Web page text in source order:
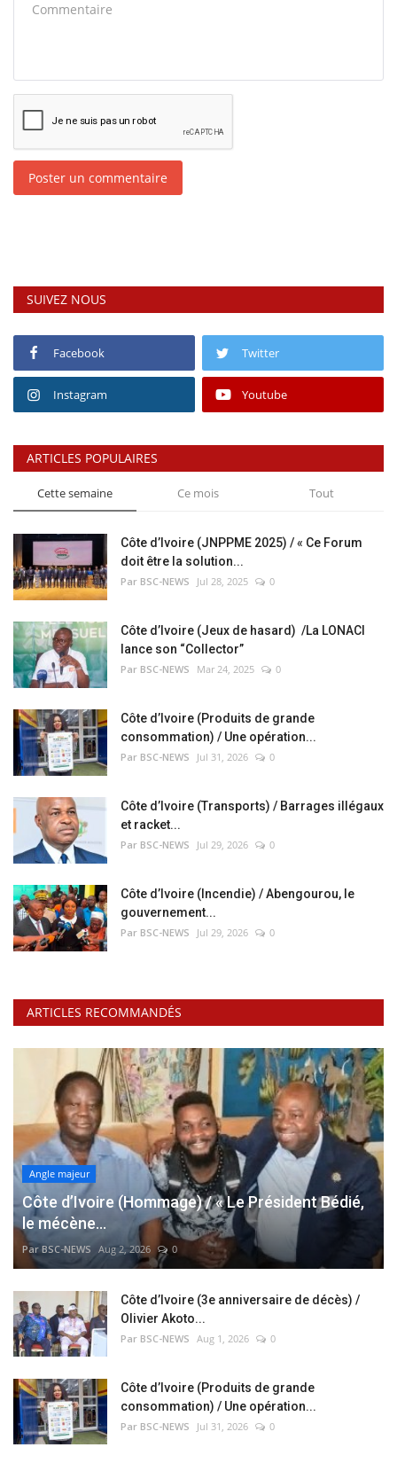
Poster un commentaire
SUIVEZ NOUS
Facebook Twitter
Instagram Youtube
ARTICLES POPULAIRES
Cette semaine Ce mois Tout
Côte d’Ivoire (JNPPME 2025) / « Ce Forum
doit être la solution...
Par BSC-NEWS Jul 28, 2025 0
Côte d’Ivoire (Jeux de hasard) /La LONACI
lance son “Collector”
Par BSC-NEWS Mar 24, 2025 0
Côte d’Ivoire (Produits de grande
consommation) / Une opération...
Par BSC-NEWS Jul 31, 2026 0
Côte d’Ivoire (Transports) / Barrages illégaux
et racket...
Par BSC-NEWS Jul 29, 2026 0
Côte d’Ivoire (Incendie) / Abengourou, le
gouvernement...
Par BSC-NEWS Jul 29, 2026 0
ARTICLES RECOMMANDÉS
Angle majeur
Côte d’Ivoire (Hommage) / « Le Président Bédié,
le mécène...
Par BSC-NEWS Aug 2, 2026 0
Côte d’Ivoire (3e anniversaire de décès) /
Olivier Akoto...
Par BSC-NEWS Aug 1, 2026 0
Côte d’Ivoire (Produits de grande
consommation) / Une opération...
Par BSC-NEWS Jul 31, 2026 0